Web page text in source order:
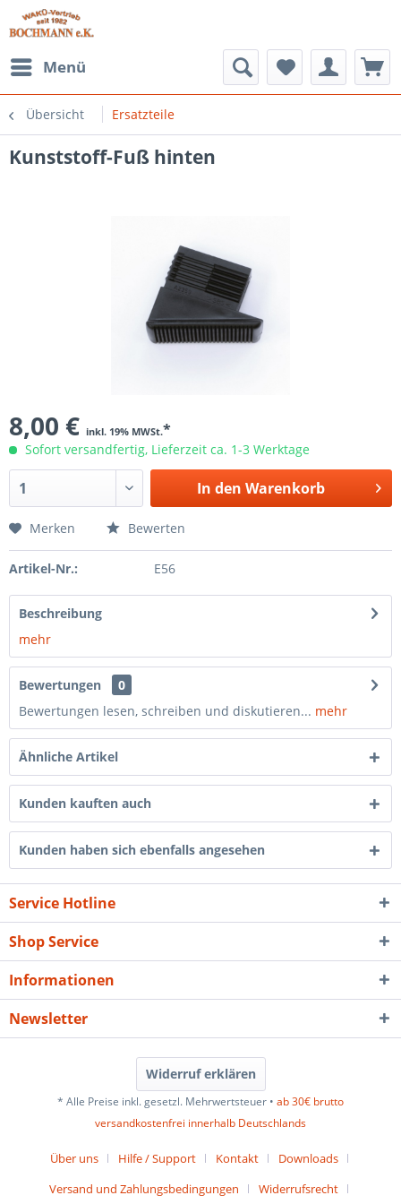
Menü
Übersicht Ersatzteile
Kunststoff-Fuß hinten
8,00 € inkl. 19% MWSt.*
Sofort versandfertig, Lieferzeit ca. 1-3 Werktage
In den Warenkorb
Merken Bewerten
Artikel-Nr.: E56
Beschreibung
mehr
Bewertungen
0
Bewertungen lesen, schreiben und diskutieren... mehr
Ähnliche Artikel
Kunden kauften auch
Kunden haben sich ebenfalls angesehen
Service Hotline
Shop Service
Informationen
Newsletter
Widerruf erklären
* Alle Preise inkl. gesetzl. Mehrwertsteuer • ab 30€ brutto
versandkostenfrei innerhalb Deutschlands
Über uns Hilfe / Support Kontakt
Downloads
Versand und Zahlungsbedingungen
Widerrufsrecht